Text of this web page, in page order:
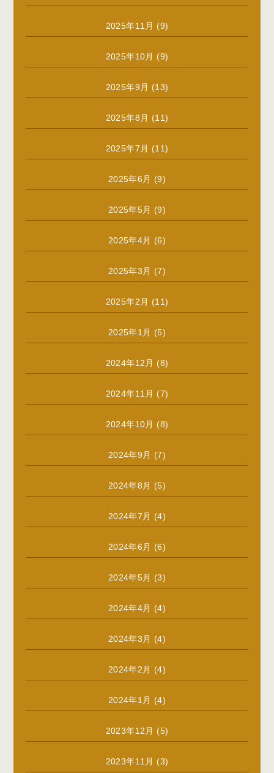
2025年11月 (9)
2025年10月 (9)
2025年9月 (13)
2025年8月 (11)
2025年7月 (11)
2025年6月 (9)
2025年5月 (9)
2025年4月 (6)
2025年3月 (7)
2025年2月 (11)
2025年1月 (5)
2024年12月 (8)
2024年11月 (7)
2024年10月 (8)
2024年9月 (7)
2024年8月 (5)
2024年7月 (4)
2024年6月 (6)
2024年5月 (3)
2024年4月 (4)
2024年3月 (4)
2024年2月 (4)
2024年1月 (4)
2023年12月 (5)
2023年11月 (3)